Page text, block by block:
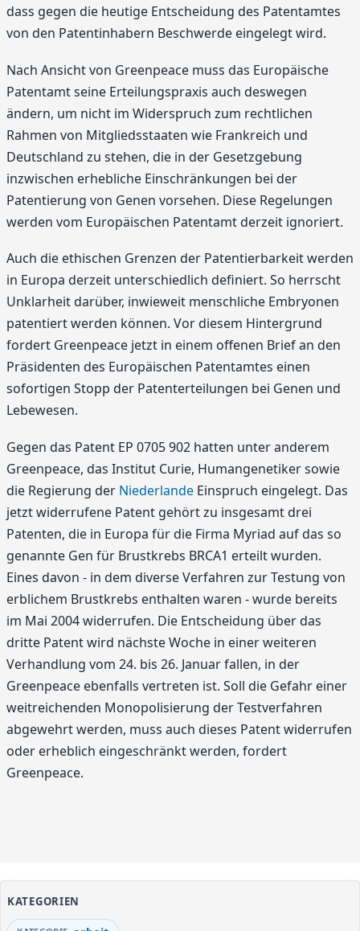
dass gegen die heutige Entscheidung des Patentamtes
von den Patentinhabern Beschwerde eingelegt wird.
Nach Ansicht von Greenpeace muss das Europäische
Patentamt seine Erteilungspraxis auch deswegen
ändern, um nicht im Widerspruch zum rechtlichen
Rahmen von Mitgliedsstaaten wie Frankreich und
Deutschland zu stehen, die in der Gesetzgebung
inzwischen erhebliche Einschränkungen bei der
Patentierung von Genen vorsehen. Diese Regelungen
werden vom Europäischen Patentamt derzeit ignoriert.
Auch die ethischen Grenzen der Patentierbarkeit werden
in Europa derzeit unterschiedlich definiert. So herrscht
Unklarheit darüber, inwieweit menschliche Embryonen
patentiert werden können. Vor diesem Hintergrund
fordert Greenpeace jetzt in einem offenen Brief an den
Präsidenten des Europäischen Patentamtes einen
sofortigen Stopp der Patenterteilungen bei Genen und
Lebewesen.
Gegen das Patent EP 0705 902 hatten unter anderem
Greenpeace, das Institut Curie, Humangenetiker sowie
die Regierung der Niederlande Einspruch eingelegt. Das
jetzt widerrufene Patent gehört zu insgesamt drei
Patenten, die in Europa für die Firma Myriad auf das so
genannte Gen für Brustkrebs BRCA1 erteilt wurden.
Eines davon - in dem diverse Verfahren zur Testung von
erblichem Brustkrebs enthalten waren - wurde bereits
im Mai 2004 widerrufen. Die Entscheidung über das
dritte Patent wird nächste Woche in einer weiteren
Verhandlung vom 24. bis 26. Januar fallen, in der
Greenpeace ebenfalls vertreten ist. Soll die Gefahr einer
weitreichenden Monopolisierung der Testverfahren
abgewehrt werden, muss auch dieses Patent widerrufen
oder erheblich eingeschränkt werden, fordert
Greenpeace.
KATEGORIEN